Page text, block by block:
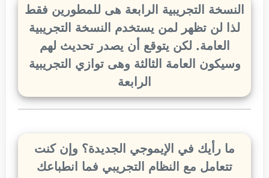
النسخة التجريبية الرابعة هى للمطورين فقط
لذا لن تظهر لمن يستخدم النسخة التجريبية
العامة. لكن يتوقع أن يصدر تحديث لهم
وسيكون العامة الثالثة وهى توازي التجريبية
الرابعة
ما رأيك في الإيموجي الجديدة؟ وإن كنت
تتعامل مع النظام التجريبي فما انطباعك